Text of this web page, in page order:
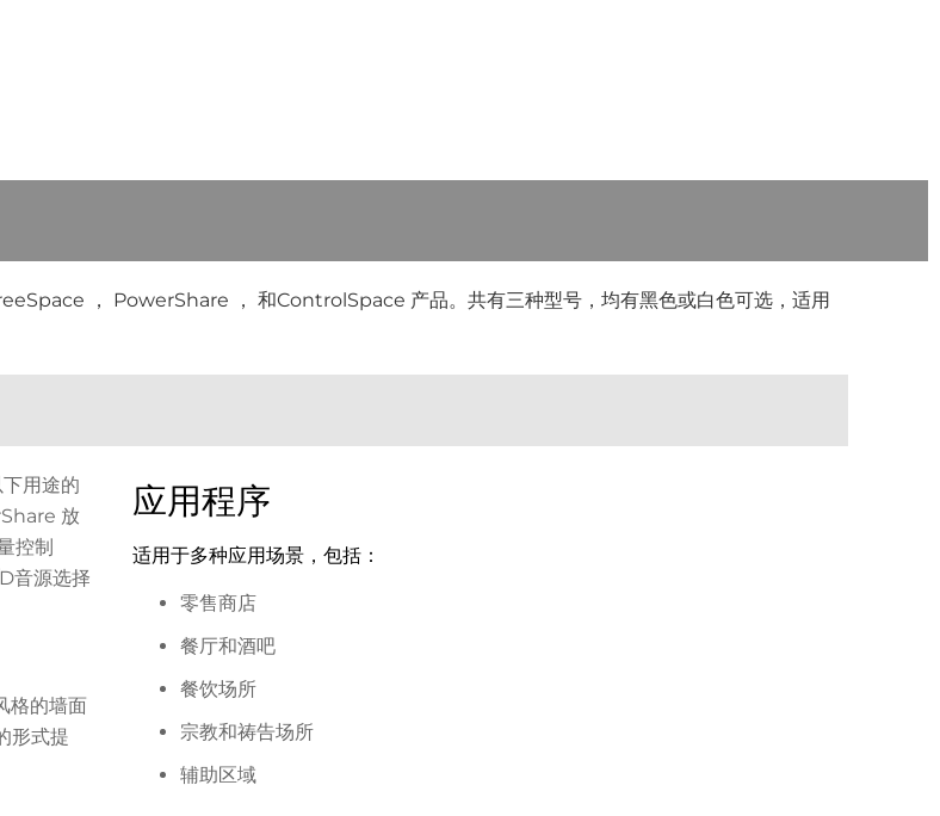
， PowerShare ， 和ControlSpace 产品。共有三种型号，均有黑色或白色可选，适用
用途的
放
控制
音源选择
格的墙面
形式提
应用程序
适用于多种应用场景，包括：
零售商店
餐厅和酒吧
餐饮场所
宗教和祷告场所
辅助区域